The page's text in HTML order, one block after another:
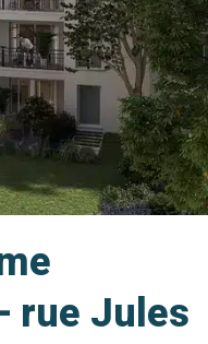
rue Jules